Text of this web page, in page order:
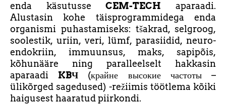
enda käsutusseCEM-TECH aparaadi.
Alustasin kohe täisprogrammidega enda
organismi puhastamiseks: tšakrad, selgroog,
soolestik, uriin, veri, lümf, parasiidid, neuro-
endokriin, immuunsus, maks, sapipõis,
kõhunääre ning paralleelselt hakkasin
aparaadi KBЧ (крайне высокие частоты –
ülikõrged sagedused) -režiimis töötlema kõiki
haigusest haaratud piirkondi.